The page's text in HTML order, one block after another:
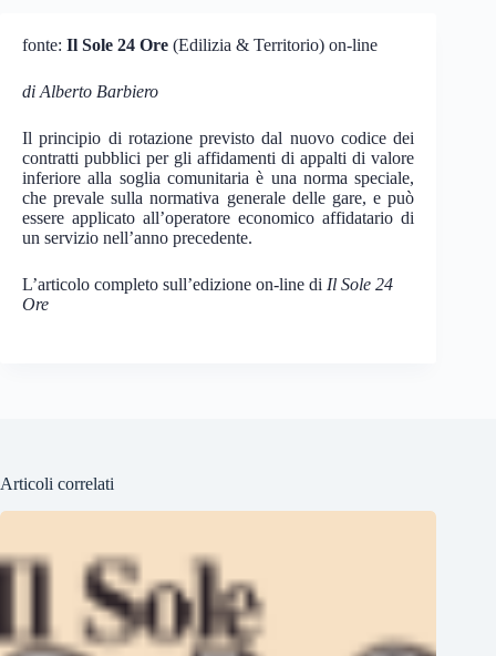
fonte: Il Sole 24 Ore (Edilizia & Territorio) on-line
di Alberto Barbiero
Il principio di rotazione previsto dal nuovo codice dei
contratti pubblici per gli affidamenti di appalti di valore
inferiore alla soglia comunitaria è una norma speciale,
che prevale sulla normativa generale delle gare, e può
essere applicato all’operatore economico affidatario di
un servizio nell’anno precedente.
L’articolo completo sull’edizione on-line di Il Sole 24
Ore
Articoli correlati